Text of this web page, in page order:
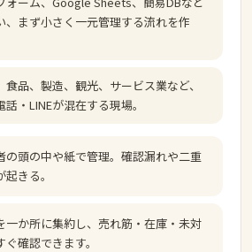
、まず小さく一元管理する流れを作
食品、製造、観光、サービス業など、
話・LINEが混在する現場。
の頭の中や紙で管理。確認漏れや二重
起きる。
一か所に集約し、売れ筋・在庫・未対
ぐ確認できます。